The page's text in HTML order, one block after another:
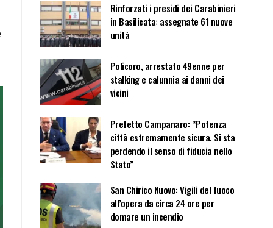
Rinforzati i presidi dei Carabinieri
in Basilicata: assegnate 61 nuove
unità
Policoro, arrestato 49enne per
stalking e calunnia ai danni dei
vicini
Prefetto Campanaro: “Potenza
città estremamente sicura. Si sta
perdendo il senso di fiducia nello
Stato”
San Chirico Nuovo: Vigili del fuoco
all’opera da circa 24 ore per
domare un incendio